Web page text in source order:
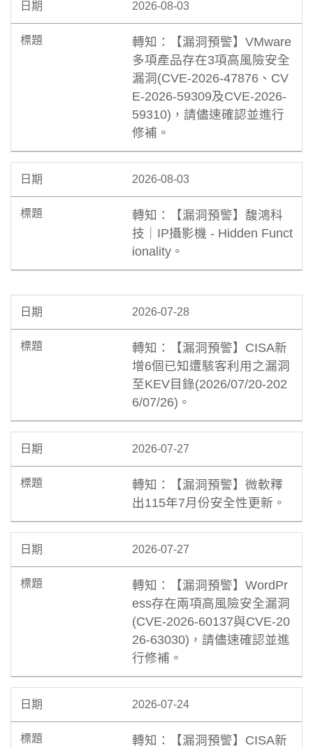
2026-08-03
轉知：【漏洞預警】VMware
多項產品存在3項高風險安全
漏洞(CVE-2026-47876、CV
E-2026-59309及CVE-2026-
59310)，請儘速確認並進行
修補。
2026-08-03
轉知：【漏洞預警】馥鴻科
技｜IP攝影機 - Hidden Funct
ionality。
2026-07-28
轉知：【漏洞預警】CISA新
增6個已知遭駭客利用之漏洞
至KEV目錄(2026/07/20-202
6/07/26)。
2026-07-27
轉知：【漏洞預警】微軟釋
出115年7月份安全性更新。
2026-07-27
轉知：【漏洞預警】WordPr
ess存在兩項高風險安全漏洞
(CVE-2026-60137與CVE-20
26-63030)，請儘速確認並進
行修補。
2026-07-24
轉知：【漏洞預警】CISA新